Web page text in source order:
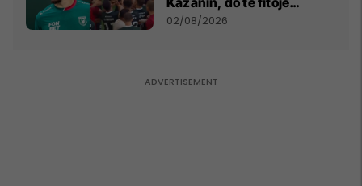
miliona te Spartak Moska
02/08/2026